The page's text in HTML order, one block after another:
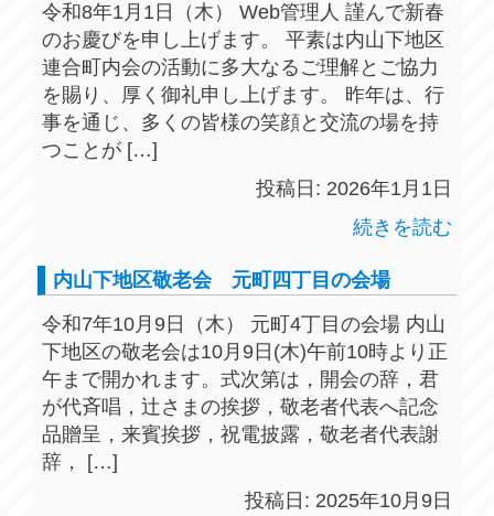
令和8年1月1日（木） Web管理人 謹んで新春
のお慶びを申し上げます。 平素は内山下地区
連合町内会の活動に多大なるご理解とご協力
を賜り、厚く御礼申し上げます。 昨年は、行
事を通じ、多くの皆様の笑顔と交流の場を持
つことが […]
投稿日: 2026年1月1日
続きを読む
内山下地区敬老会 元町四丁目の会場
令和7年10月9日（木） 元町4丁目の会場 内山
下地区の敬老会は10月9日(木)午前10時より正
午まで開かれます。式次第は，開会の辞，君
が代斉唱，辻さまの挨拶，敬老者代表へ記念
品贈呈，来賓挨拶，祝電披露，敬老者代表謝
辞， […]
投稿日: 2025年10月9日